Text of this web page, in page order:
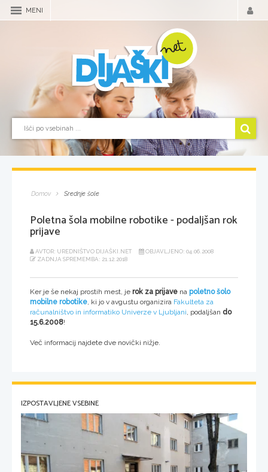
MENI
Domov Srednje šole
Poletna šola mobilne robotike - podaljšan rok
prijave
AVTOR: UREDNIŠTVO DIJAŠKI.NET
OBJAVLJENO: 04.06.2008
ZADNJA SPREMEMBA: 21.12.2018
Ker je še nekaj prostih mest, je rok za prijave na poletno šolo
mobilne robotike , ki jo v avgustu organizira Fakulteta za
računalništvo in informatiko Univerze v Ljubljani , podaljšan do
15.6.2008!
Več informacij najdete dve novički nižje.
IZPOSTAVLJENE VSEBINE